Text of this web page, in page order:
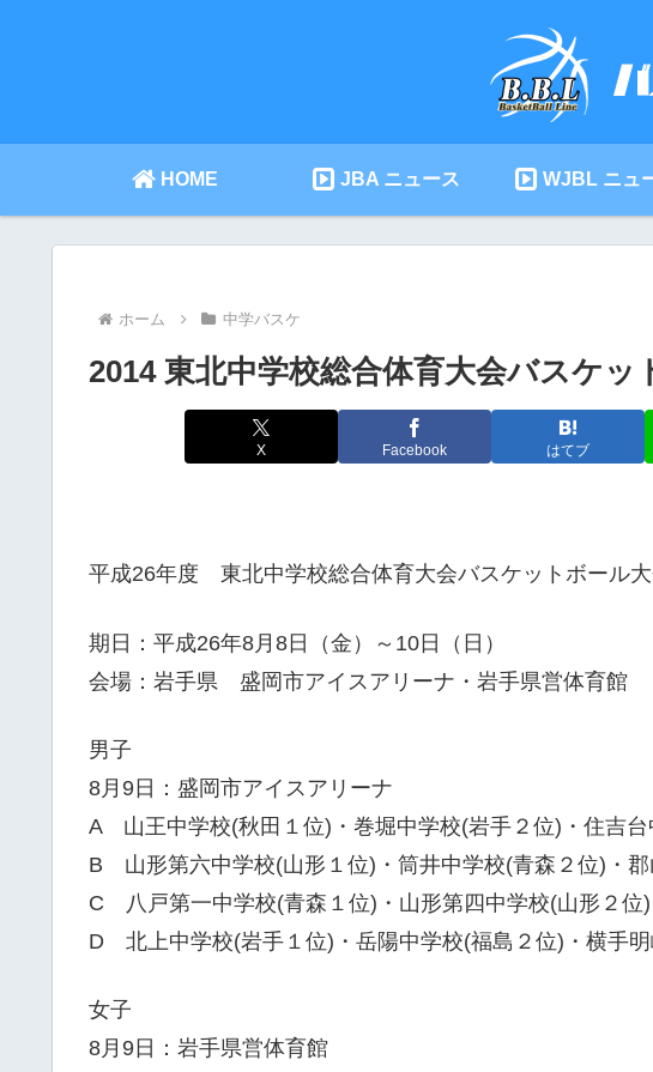
HOME JBA ニュース WJBL ニュ
ホーム 中学バスケ
2014 東北中学校総合体育大会バスケッ
X Facebook はてブ
平成26年度 東北中学校総合体育大会バスケットボール
期日：平成26年8月8日（金）～10日（日）
会場：岩手県 盛岡市アイスアリーナ・岩手県営体育館
男子
8月9日：盛岡市アイスアリーナ
A 山王中学校(秋田１位)・巻堀中学校(岩手２位)・住吉台
B 山形第六中学校(山形１位)・筒井中学校(青森２位)・
C 八戸第一中学校(青森１位)・山形第四中学校(山形２位
D 北上中学校(岩手１位)・岳陽中学校(福島２位)・横手
女子
8月9日：岩手県営体育館